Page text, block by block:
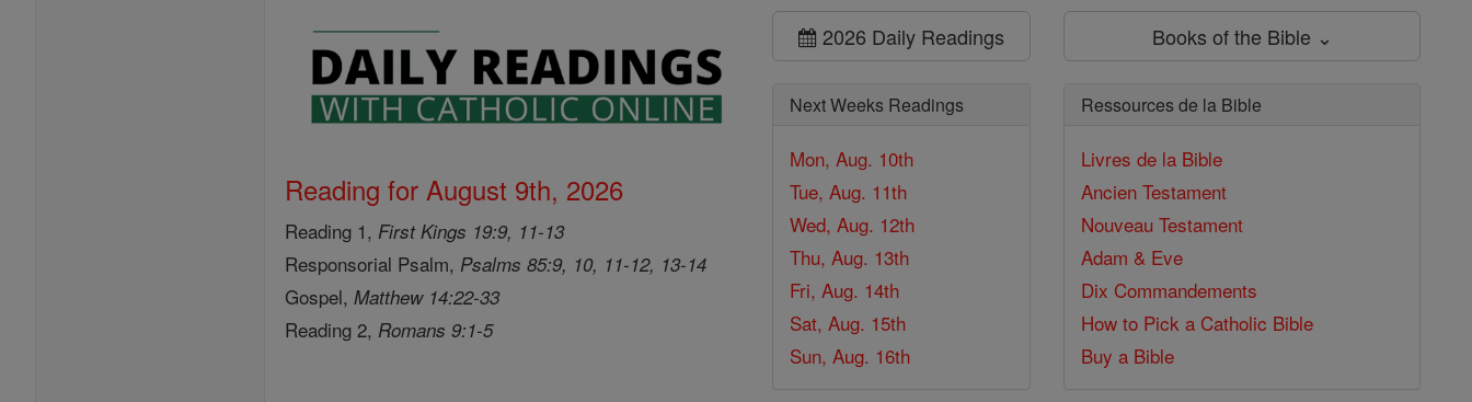
Reading for August 9th, 2026
Reading 1, First Kings 19:9, 11-13
Responsorial Psalm, Psalms 85:9, 10, 11-12, 13-14
Gospel,Matthew 14:22-33
Reading 2, Romans 9:1-5
2026 Daily Readings
Next Weeks Readings
Mon, Aug. 10th
Tue, Aug. 11th
Wed, Aug. 12th
Thu, Aug. 13th
Fri, Aug. 14th
Sat, Aug. 15th
Sun, Aug. 16th
Books of the Bible ⌄
Ressources de la Bible
Livres de la Bible
Ancien Testament
Nouveau Testament
Adam & Eve
Dix Commandements
How to Pick a Catholic Bible
Buy a Bible